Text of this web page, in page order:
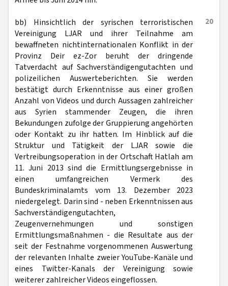
20
bb) Hinsichtlich der syrischen terroristischen
Vereinigung LJAR und ihrer Teilnahme am
bewaffneten nichtinternationalen Konflikt in der
Provinz Deir ez-Zor beruht der dringende
Tatverdacht auf Sachverständigengutachten und
polizeilichen Auswerteberichten. Sie werden
bestätigt durch Erkenntnisse aus einer großen
Anzahl von Videos und durch Aussagen zahlreicher
aus Syrien stammender Zeugen, die ihren
Bekundungen zufolge der Gruppierung angehörten
oder Kontakt zu ihr hatten. Im Hinblick auf die
Struktur und Tätigkeit der LJAR sowie die
Vertreibungsoperation in der Ortschaft Hatlah am
11. Juni 2013 sind die Ermittlungsergebnisse in
einen umfangreichen Vermerk des
Bundeskriminalamts vom 13. Dezember 2023
niedergelegt. Darin sind - neben Erkenntnissen aus
Sachverständigengutachten,
Zeugenvernehmungen und sonstigen
Ermittlungsmaßnahmen - die Resultate aus der
seit der Festnahme vorgenommenen Auswertung
der relevanten Inhalte zweier YouTube-Kanäle und
eines Twitter-Kanals der Vereinigung sowie
weiterer zahlreicher Videos eingeflossen.